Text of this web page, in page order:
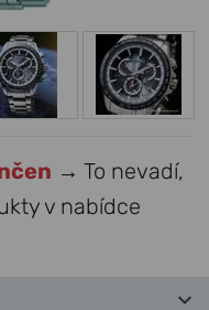
→ To nevadí,
v nabídce